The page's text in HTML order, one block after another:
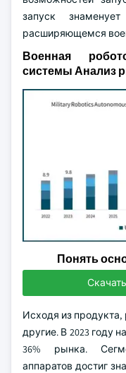
запуск
расширяющемся
Военная
системы Анализ
Понять
Исходя из
другие. В 2023 году
36% рынка.
аппаратов достиг